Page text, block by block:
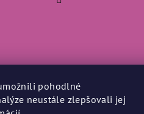
pohodlné
neustále zlepšovali jej